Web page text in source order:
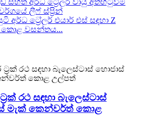
අර්ධ ට්‍රේලර් එයාර් එස් සඳහා Z
කොළ වසන්තය...
රථ සඳහා බැලෙස්ටාස්
මැක් කෙන්වර්ත් කොළ